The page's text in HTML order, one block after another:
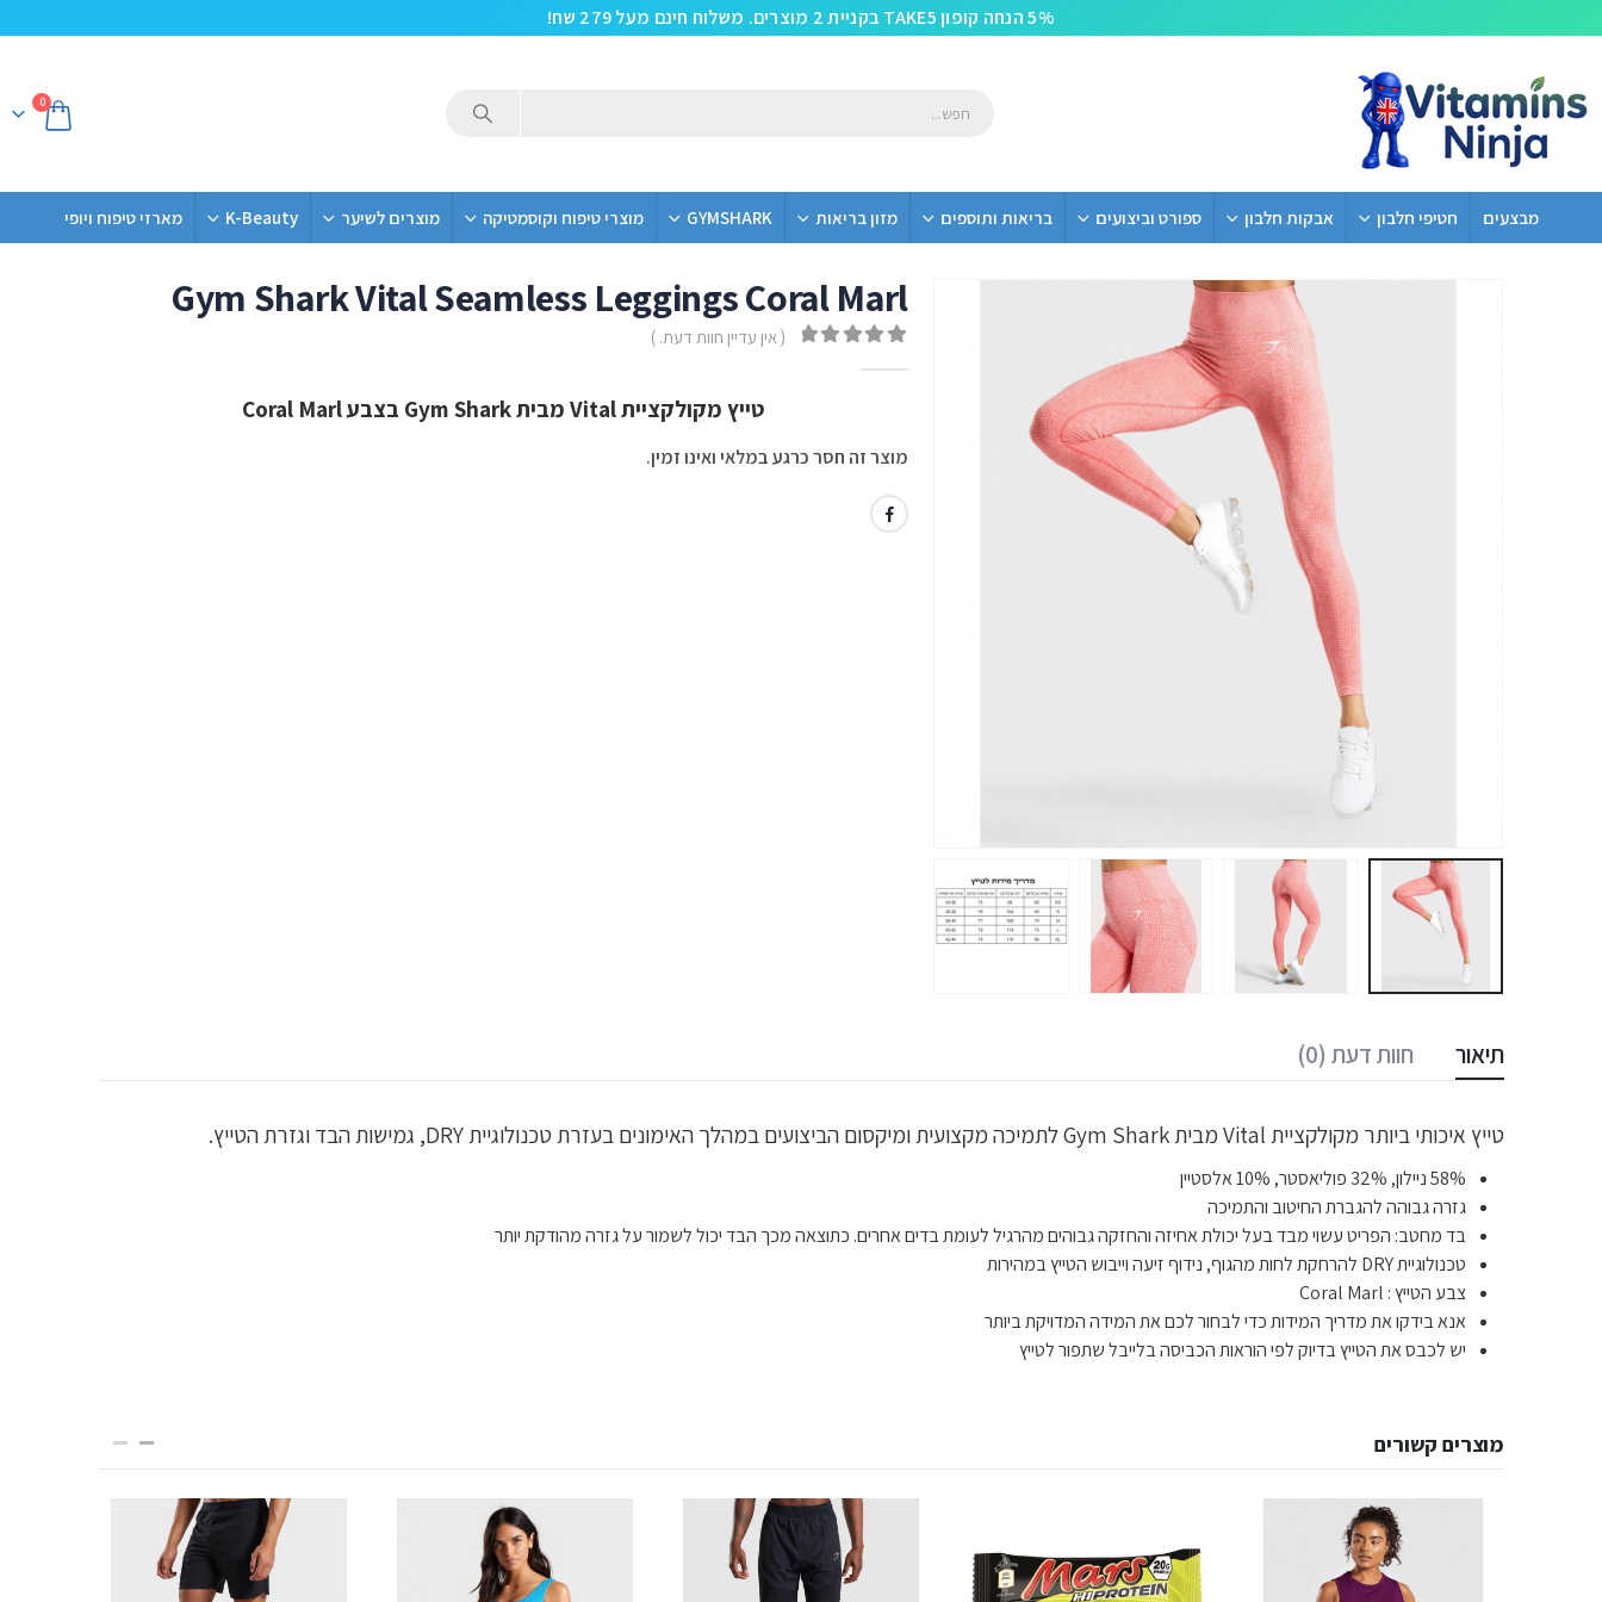
5% הנחה קופון TAKE5 בקניית 2 מוצרים. משלוח חינם מעל 279 שח!
0
מבצעים חטיפי חלבון אבקות חלבון ספורט וביצועים בריאות ותוספים מזון בריאות GYMSHARK מוצרי טיפוח וקוסמטיקה מוצרים לשיער K-Beauty מארזי טיפוח ויופי
Gym Shark Vital Seamless Leggings Coral Marl
( אין עדיין חוות דעת. )
טייץ מקולקציית Vital מבית Gym Shark בצבע Coral Marl
מוצר זה חסר כרגע במלאי ואינו זמין.
תיאור חוות דעת (0)
טייץ איכותי ביותר מקולקציית Vital מבית Gym Shark לתמיכה מקצועית ומיקסום הביצועים במהלך האימונים בעזרת טכנולוגיית DRY, גמישות הבד וגזרת הטייץ.
58% ניילון, 32% פוליאסטר, 10% אלסטיין
גזרה גבוהה להגברת החיטוב והתמיכה
בד מחטב: הפריט עשוי מבד בעל יכולת אחיזה והחזקה גבוהים מהרגיל לעומת בדים אחרים. כתוצאה מכך הבד יכול לשמור על גזרה מהודקת יותר
טכנולוגיית DRY להרחקת לחות מהגוף, נידוף זיעה וייבוש הטייץ במהירות
צבע הטייץ : Coral Marl
אנא בידקו את מדריך המידות כדי לבחור לכם את המידה המדויקת ביותר
יש לכבס את הטייץ בדיוק לפי הוראות הכביסה בלייבל שתפור לטייץ
מוצרים קשורים